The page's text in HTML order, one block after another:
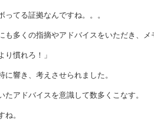
ってる証拠なんですね。。。
も多くの指摘やアドバイスをいただき、メ
り慣れろ！」
に響き、考えさせられました。
たアドバイスを意識して数多くこなす。
ね。